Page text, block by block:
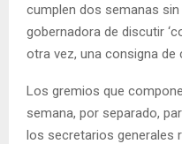
cumplen dos semanas
gobernadora de discutir
otra vez, una consigna de
Los gremios que
semana, por separado,
los secretarios generales